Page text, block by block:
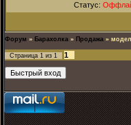
Статус:
Форум » Барахолка » Продажа »
Страница 1 из 1 1